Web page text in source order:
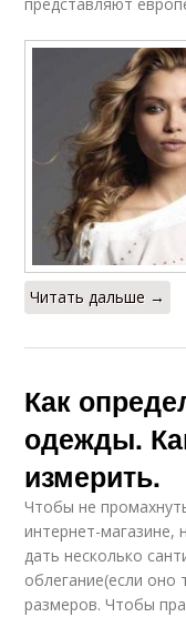
Читать дальше →
Как
одежды.
измерить.
Чтобы не
интернет-магазине,
дать несколько
облегание(если оно
размеров. Чтобы